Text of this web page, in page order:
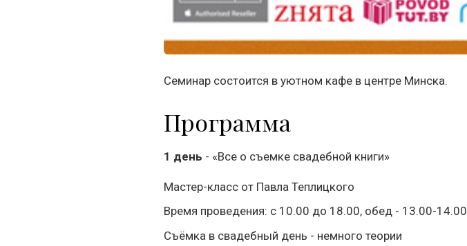
Семинар состоится в уютном кафе в центре Минска.
Программа
1 день - «Все о съемке свадебной книги»
Мастер-класс от Павла Теплицкого
Время проведения: с 10.00 до 18.00, обед - 13.00-14.00
Съёмка в свадебный день - немного теории